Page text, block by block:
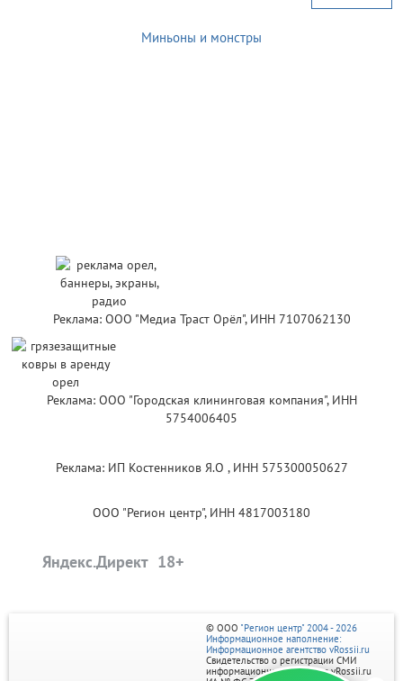
Миньоны и монстры
Реклама: ООО "Медиа Траст Орёл", ИНН 7107062130
Реклама: ООО "Городская клининговая компания", ИНН
5754006405
Реклама: ИП Костенников Я.О , ИНН 575300050627
ООО "Регион центр", ИНН 4817003180
Яндекс.Директ
© ООО "Регион центр" 2004 - 2026
Информационное наполнение:
Информационное агентство vRossii.ru
Свидетельство о регистрации СМИ
информационного агентства vRossii.ru